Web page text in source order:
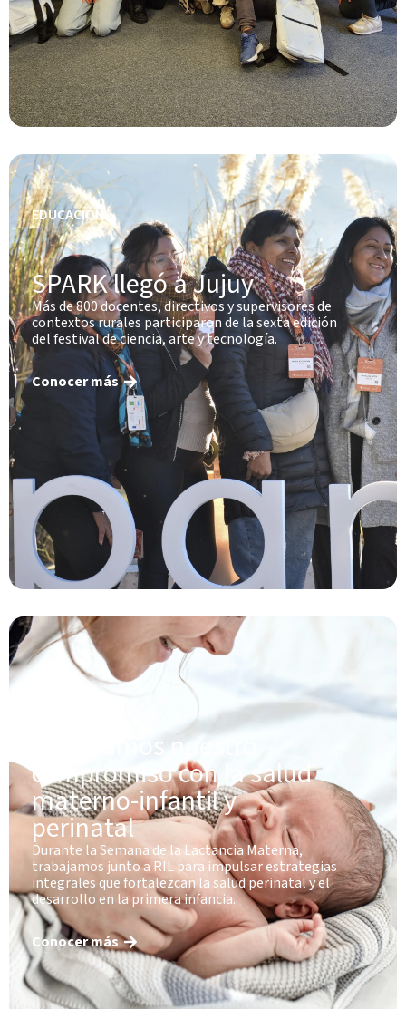
EDUCACIÓN
SPARK llegó a Jujuy
Más de 800 docentes, directivos y supervisores de
contextos rurales participaron de la sexta edición
del festival de ciencia, arte y tecnología.
Conocer más
Afianzamos nuestro
compromiso con la salud
materno-infantil y
perinatal
Durante la Semana de la Lactancia Materna,
trabajamos junto a RIL para impulsar estrategias
integrales que fortalezcan la salud perinatal y el
desarrollo en la primera infancia.
Conocer más